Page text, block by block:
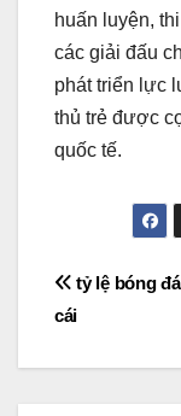
huấn luyện,
các giải đấu
phát triển lực
thủ trẻ được
quốc tế.
Điều
tỷ lệ bóng
cái